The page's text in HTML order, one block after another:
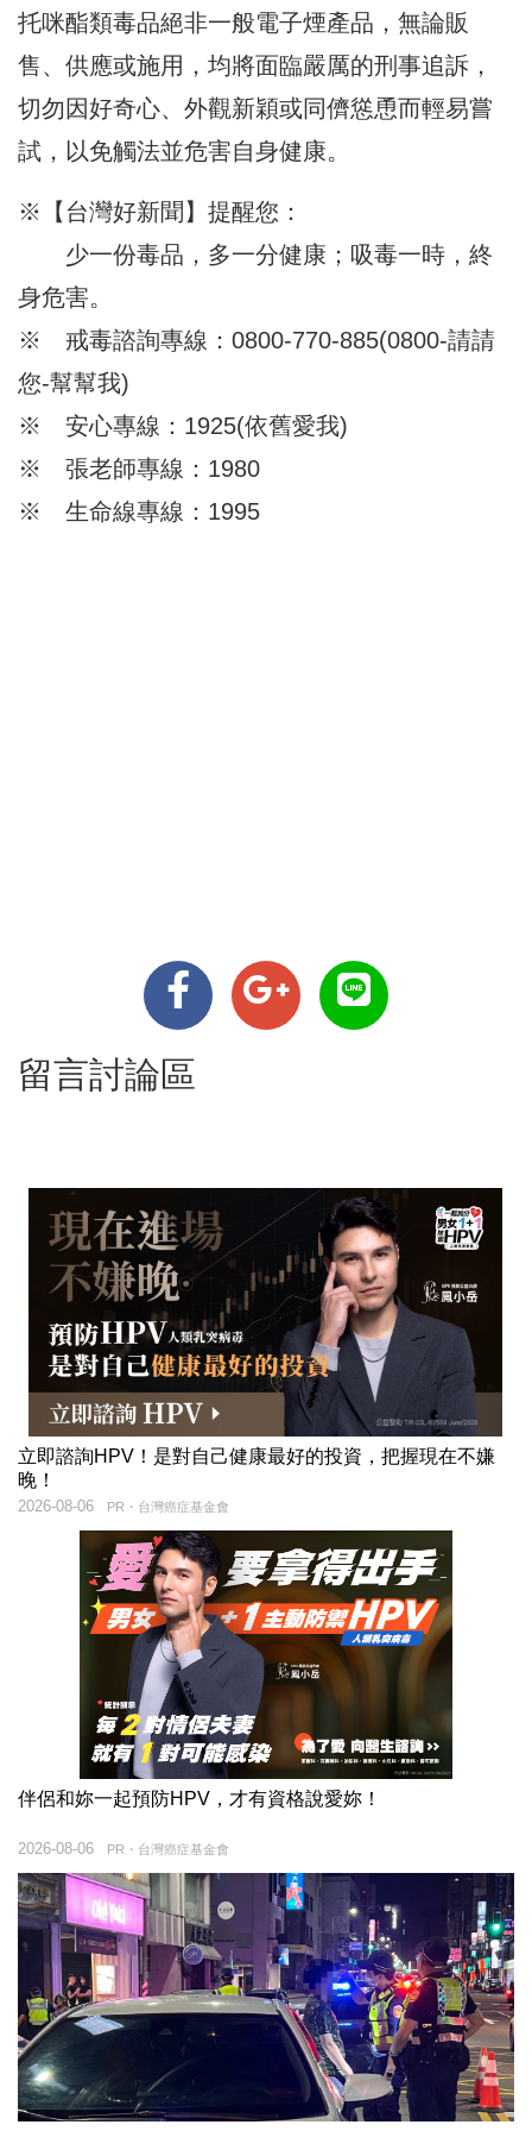
托咪酯類毒品絕非一般電子煙產品，無論販
售、供應或施用，均將面臨嚴厲的刑事追訴，
切勿因好奇心、外觀新穎或同儕慫恿而輕易嘗
試，以免觸法並危害自身健康。
※【台灣好新聞】提醒您：
少一份毒品，多一分健康；吸毒一時，終
身危害。
※ 戒毒諮詢專線：0800-770-885(0800-請請
您-幫幫我)
※ 安心專線：1925(依舊愛我)
※ 張老師專線：1980
※ 生命線專線：1995
留言討論區
立即諮詢HPV！是對自己健康最好的投資，把握現在不嫌
晚！
PR・台灣癌症基金會
2026-08-06
伴侶和妳一起預防HPV，才有資格說愛妳！
PR・台灣癌症基金會
2026-08-06